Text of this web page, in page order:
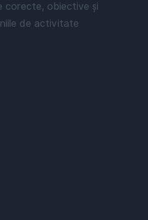
corecte, obiective și
de activitate